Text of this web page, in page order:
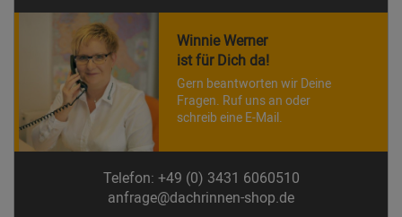
Winnie Werner
ist für Dich da!
Gern beantworten wir Deine
Fragen. Ruf uns an oder
schreib eine E-Mail.
Telefon: +49 (0) 3431 6060510
anfrage@dachrinnen-shop.de